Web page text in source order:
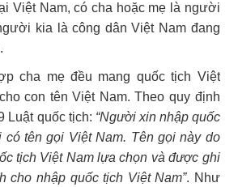
Việt Nam, có cha hoặc mẹ là người
kia là công dân Việt Nam đang
cha mẹ đều mang quốc tịch Việt
con tên Việt Nam. Theo quy định
Luật quốc tịch: “Người xin nhập quốc
có tên gọi Việt Nam. Tên gọi này do
tịch Việt Nam lựa chọn và được ghi
cho nhập quốc tịch Việt Nam”. Như